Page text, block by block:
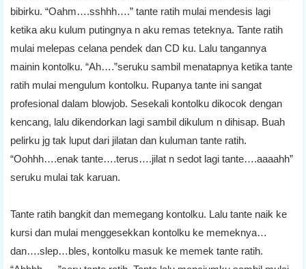
bibirku. “Oahm….sshhh….” tante ratih mulai mendesis lagi
ketika aku kulum putingnya n aku remas teteknya. Tante ratih
mulai melepas celana pendek dan CD ku. Lalu tangannya
mainin kontolku. “Ah….”seruku sambil menatapnya ketika tante
ratih mulai mengulum kontolku. Rupanya tante ini sangat
profesional dalam blowjob. Sesekali kontolku dikocok dengan
kencang, lalu dikendorkan lagi sambil dikulum n dihisap. Buah
pelirku jg tak luput dari jilatan dan kuluman tante ratih.
“Oohhh….enak tante….terus….jilat n sedot lagi tante….aaaahh”
seruku mulai tak karuan.
Tante ratih bangkit dan memegang kontolku. Lalu tante naik ke
kursi dan mulai menggesekkan kontolku ke memeknya…
dan….slep…bles, kontolku masuk ke memek tante ratih.